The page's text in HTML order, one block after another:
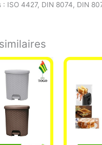
: ISO 4427, DIN 8074, DIN